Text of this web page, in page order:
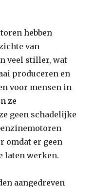
hebben
van
veel stiller, wat
produceren en
voor mensen in
ze
geen schadelijke
omdat er geen
laten werken.
aangedreven